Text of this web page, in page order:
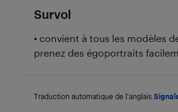
Survol
• convient à tous les modèles
prenez des égoportraits
Traduction automatique de l'anglais.